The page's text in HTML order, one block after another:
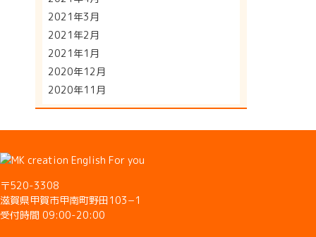
2021年3月
2021年2月
2021年1月
2020年12月
2020年11月
〒520-3308
滋賀県甲賀市甲南町野田103−1
受付時間 09:00-20:00